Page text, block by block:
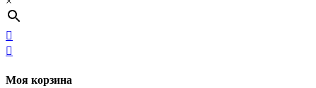
Моя корзина